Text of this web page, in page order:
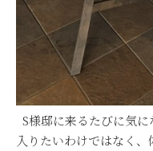
S様邸に来るたびに気
入りたいわけではなく